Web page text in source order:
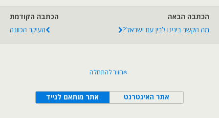
הכתבה הקודמת
העיקר הכוונה
הכתבה הבאה
מה הקשר בינינו לבין עם ישראל?
חזור להתחלה
אתר מותאם לנייד אתר האינטרנט